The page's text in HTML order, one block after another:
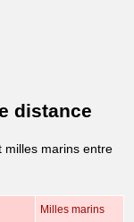
distance
milles marins entre
Milles marins